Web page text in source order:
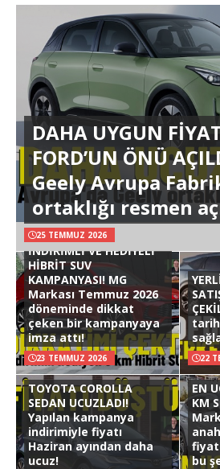
DAHA UYGUN
FORD’UN ÖNÜ
Geely Avrupa
ortaklığı resmen
25 TEMMUZ 2026
İNDİRİMLİ VE HEDİYELİ
HİBRİT SUV
KAMPANYASI! MG
Markası Temmuz 2026
döneminde dikkat
çeken bir kampanyaya
imza attı!
23 TEMMUZ 2026 22
TOYOTA COROLLA
SEDAN UCUZLADI!
Yapılan kampanya
indirimiyle fiyatı
Haziran ayından daha
ucuz!
EN
KM
bu